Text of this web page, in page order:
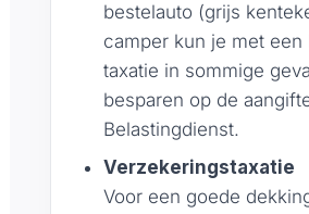
bestelauto (grijs
camper kun je met een
taxatie in sommige
besparen op de
Belastingdienst.
Verzekeringstaxatie
Voor een goede